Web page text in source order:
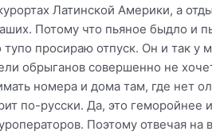
Латинской Америки, а
Потому что пьяное быдло и
просираю отпуск. Он и так у
обрыганов совершенно не
номера и дома там, где нет
по-русски. Да, это геморойнее
Поэтому отвечая на